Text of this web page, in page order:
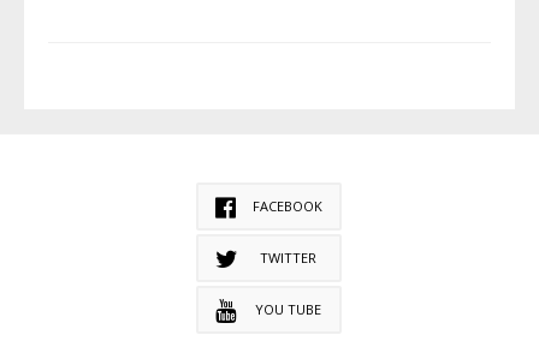
FACEBOOK
TWITTER
YOU TUBE